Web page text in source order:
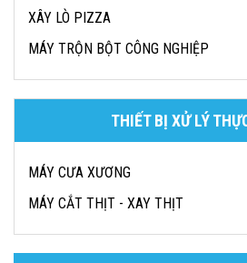
XÂY LÒ PIZZA
MÁY TRỘN BỘT CÔNG NGHIỆP
THIẾT BỊ XỬ LÝ
MÁY CƯA XƯƠNG
MÁY CẮT THỊT - XAY THỊT